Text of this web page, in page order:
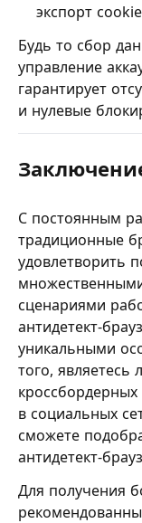
экспорт
Будь то сбор
управление
гарантирует
и нулевые
С постоянным
традиционные
удовлетворить
сценариями
антидетект-
уникальными
того,
в социальных
сможете
антидетект-
Для получения